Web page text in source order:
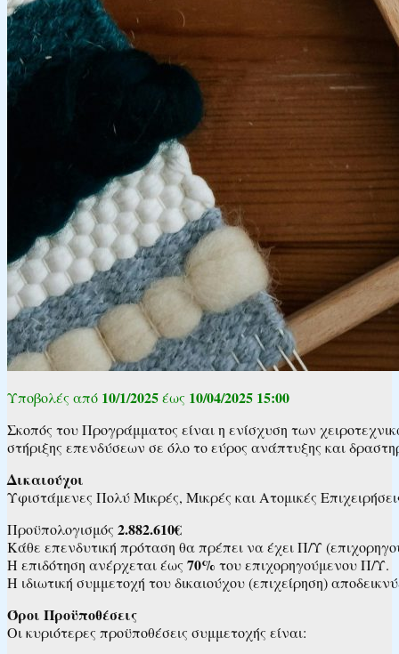
Υποβολές από 10/1/2025έως 10/04/2025 15:00
Σκοπός του Προγράμματος είναι η ενίσχυση των
στήριξης επενδύσεων σε όλο το εύρος ανάπτυξης και
Δικαιούχοι
Υφιστάμενες Πολύ Μικρές, Μικρές και Ατομικές
Προϋπολογισμός 2.882.610€
Κάθε επενδυτική πρόταση θα πρέπει να έχει Π/Υ
Η επιδότηση ανέρχεται έως 70% του επιχορηγούμενου Π/Υ.
Η ιδιωτική συμμετοχή του δικαιούχου (επιχείρηση)
Όροι Προϋποθέσεις
Οι κυριότερες προϋποθέσεις συμμετοχής είναι: